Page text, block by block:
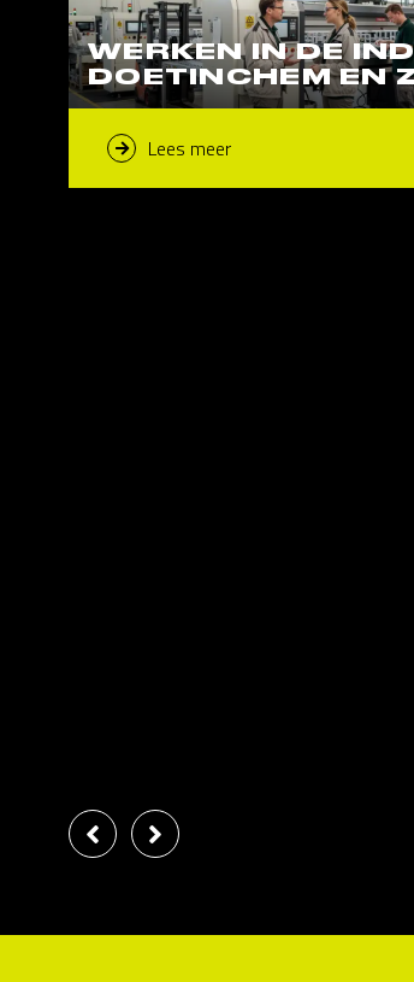
WERKEN IN DE
DOETINCHEM EN
Lees meer